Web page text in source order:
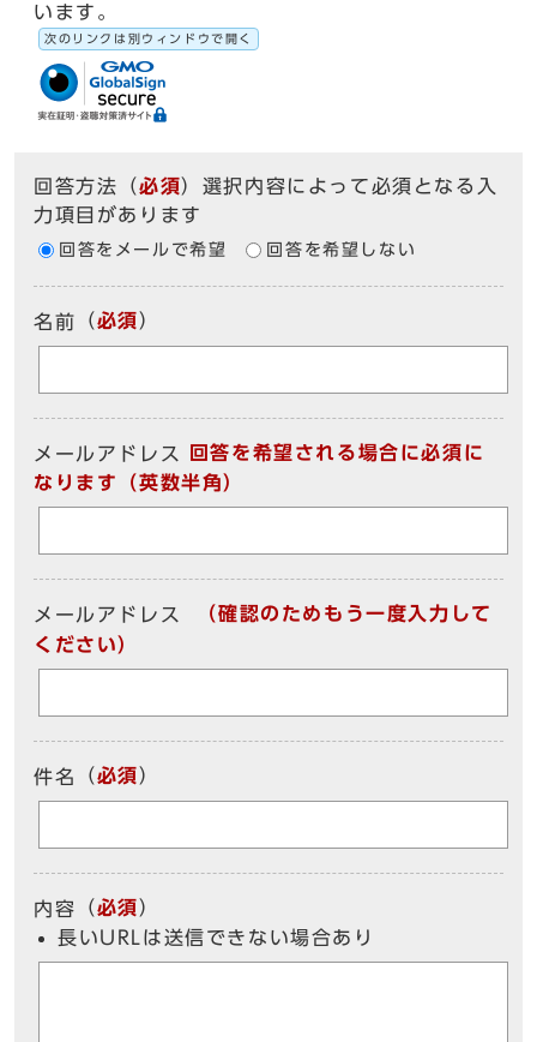
います。
次のリンクは別ウィンドウで開く
回答方法 （必須）選択内容によって必須となる入
力項目があります
回答をメールで希望 回答を希望しない
名前 （必須）
メールアドレス
回答を希望される場合に必須に
なります（英数半角）
メールアドレス
（確認のためもう一度入力して
ください）
件名 （必須）
内容 （必須）
長いURLは送信できない場合あり